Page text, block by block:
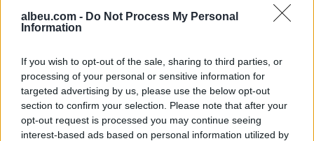
albeu.com - Do Not Process My Personal
Information
If you wish to opt-out of the sale, sharing to third parties, or
processing of your personal or sensitive information for
targeted advertising by us, please use the below opt-out
section to confirm your selection. Please note that after your
opt-out request is processed you may continue seeing
interest-based ads based on personal information utilized by
sipas afateve kushtetuese